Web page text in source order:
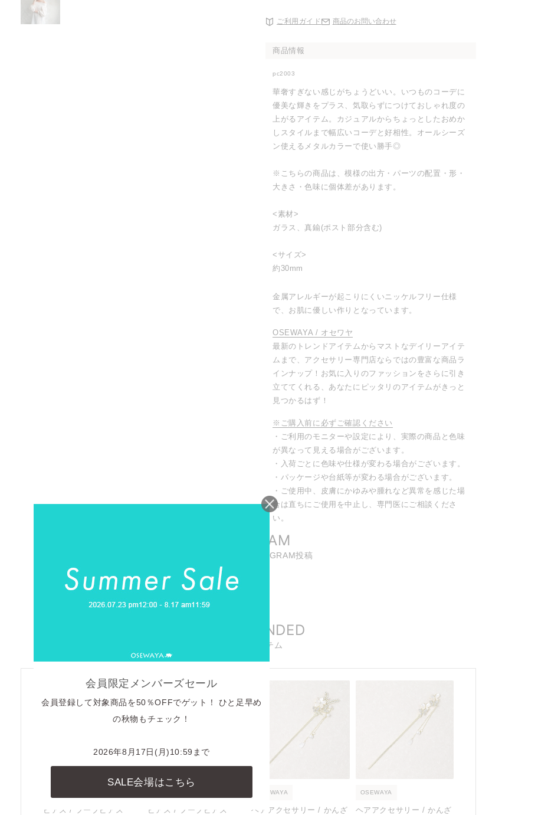
ご利用ガイド 商品のお問い合わせ
商品情報
pc2003
華奢すぎない感じがちょうどいい。いつものコーデに
優美な輝きをプラス、気取らずにつけておしゃれ度の
上がるアイテム。カジュアルからちょっとしたおめか
しスタイルまで幅広いコーデと好相性。オールシーズ
ン使えるメタルカラーで使い勝手◎
※こちらの商品は、模様の出方・パーツの配置・形・
大きさ・色味に個体差があります。
<素材>
ガラス、真鍮(ポスト部分含む)
<サイズ>
約30mm
金属アレルギーが起こりにくいニッケルフリー仕様
で、お肌に優しい作りとなっています。
OSEWAYA / オセワヤ
最新のトレンドアイテムからマストなデイリーアイテ
ムまで、アクセサリー専門店ならではの豊富な商品ラ
インナップ！お気に入りのファッションをさらに引き
立ててくれる、あなたにピッタリのアイテムがきっと
見つかるはず！
※ご購入前に必ずご確認ください
・ご利用のモニターや設定により、実際の商品と色味
が異なって見える場合がございます。
・入荷ごとに色味や仕様が変わる場合がございます。
・パッケージや台紙等が変わる場合がございます。
・ご使用中、皮膚にかゆみや腫れなど異常を感じた場
合は直ちにご使用を中止し、専門医にご相談くださ
い。
INSTAGRAM
商品に関連したINSTAGRAM投稿
REELS
RECOMMENDED
おすすめアイテム
ピアス / フープピアス
ピアス / フープピアス
OSEWAYA
ヘアアクセサリー / かんざ
OSEWAYA
ヘアアクセサリー / かんざ
会員限定メンバーズセール
会員登録して対象商品を50％OFFでゲット！ ひと足早め
の秋物もチェック！
2026年8月17日(月)10:59まで
SALE会場はこちら